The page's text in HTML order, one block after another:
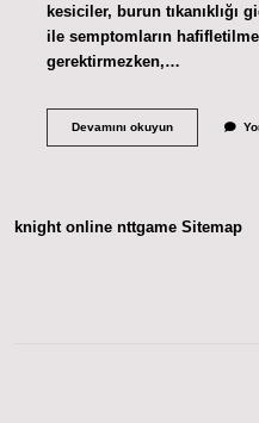
kesiciler, burun tıkanıklığı
ile semptomların
gerektirmezken,…
Devamını okuyunEvde
knight online nttgame Sitemap